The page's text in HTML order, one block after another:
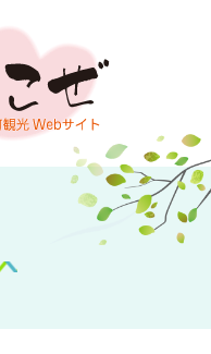
バム